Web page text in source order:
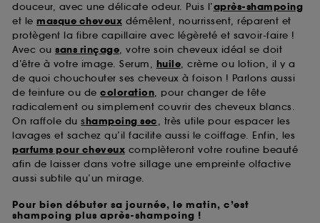
douceur, avec une délicate odeur. Puis l’après-shampoing
et le masque cheveux démêlent, nourrissent, réparent et
protègent la fibre capillaire avec légèreté et savoir-faire !
Avec ou sans rinçage, votre soin cheveux idéal se doit
d’être à votre image. Serum, huile, crème ou lotion, il y a
de quoi chouchouter ses cheveux à foison ! Parlons aussi
de teinture ou de coloration, pour changer de tête
radicalement ou simplement couvrir des cheveux blancs.
On raffole du shampoing sec, très utile pour espacer les
lavages et sachez qu’il facilite aussi le coiffage. Enfin, les
parfums pour cheveux complèteront votre routine beauté
afin de laisser dans votre sillage une empreinte olfactive
aussi subtile qu’un mirage.
Pour bien débuter sa journée, le matin, c’est
shampoing plus après-shampoing !